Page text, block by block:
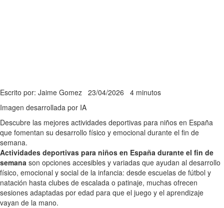
Escrito por: Jaime Gomez 23/04/2026 4 minutos
Imagen desarrollada por IA
Descubre las mejores actividades deportivas para niños en España
que fomentan su desarrollo físico y emocional durante el fin de
semana.
Actividades deportivas para niños en España durante el fin de
semana son opciones accesibles y variadas que ayudan al desarrollo
físico, emocional y social de la infancia: desde escuelas de fútbol y
natación hasta clubes de escalada o patinaje, muchas ofrecen
sesiones adaptadas por edad para que el juego y el aprendizaje
vayan de la mano.